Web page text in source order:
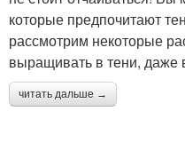
которые предпочитают
рассмотрим некоторые
выращивать в тени, даже
читать дальше →